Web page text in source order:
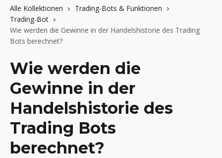
Alle Kollektionen
Trading-Bots & Funktionen
Trading-Bot
Wie werden die Gewinne in der Handelshistorie des Trading
Bots berechnet?
Wie werden die
Gewinne in der
Handelshistorie des
Trading Bots
berechnet?